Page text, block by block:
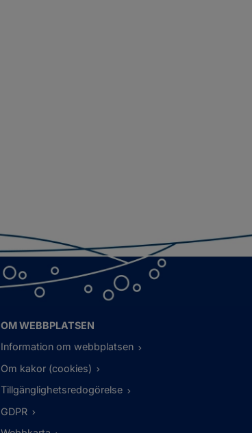
OM WEBBPLATSEN
Information om webbplatsen
Om kakor (cookies)
Tillgänglighetsredogörelse
GDPR